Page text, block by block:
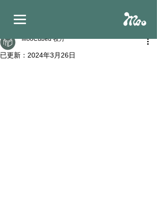
MooCubed 牧方
已更新： 2024年3月26日